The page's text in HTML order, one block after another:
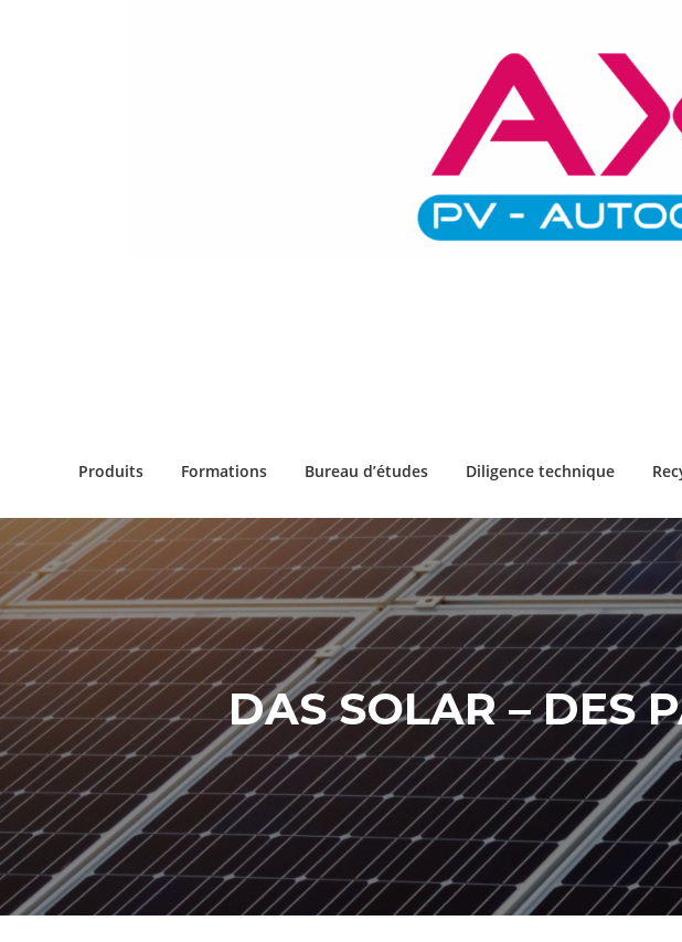
Produits Formations Bureau d’études Diligence technique
DAS SOLAR – DES